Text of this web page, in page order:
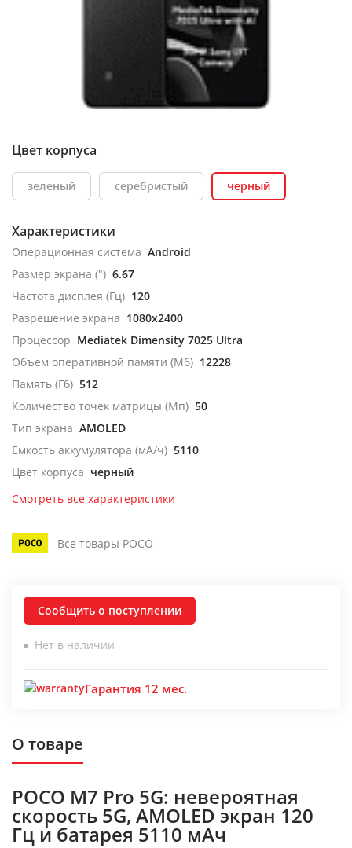
Цвет корпуса
зеленый серебристый черный
Характеристики
Операционная система Android
Размер экрана (") 6.67
Частота дисплея (Гц) 120
Разрешение экрана 1080x2400
Процессор Mediatek Dimensity 7025 Ultra
Объем оперативной памяти (Мб) 12228
Память (Гб) 512
Количество точек матрицы (Мп) 50
Тип экрана AMOLED
Емкость аккумулятора (мА/ч) 5110
Цвет корпуса черный
Смотреть все характеристики
Все товары POCO
Сообщить о поступлении
Нет в наличии
Гарантия 12 мес.
О товаре
POCO M7 Pro 5G: невероятная
скорость 5G, AMOLED экран 120
Гц и батарея 5110 мАч